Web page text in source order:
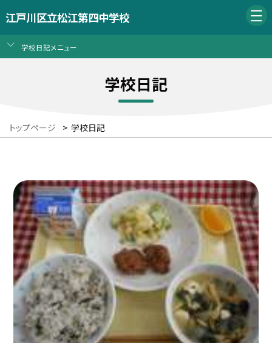
江戸川区立松江第四中学校
学校日記メニュー
学校日記
トップページ > 学校日記